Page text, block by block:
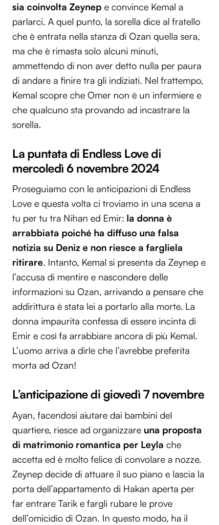
sia coinvolta Zeynep e convince Kemal a
parlarci. A quel punto, la sorella dice al fratello
che è entrata nella stanza di Ozan quella sera,
ma che è rimasta solo alcuni minuti,
ammettendo di non aver detto nulla per paura
di andare a finire tra gli indiziati. Nel frattempo,
Kemal scopre che Omer non è un infermiere e
che qualcuno sta provando ad incastrare la
sorella.
La puntata di Endless Love di
mercoledì 6 novembre 2024
Proseguiamo con le anticipazioni di Endless
Love e questa volta ci troviamo in una scena a
tu per tu tra Nihan ed Emir: la donna è
arrabbiata poiché ha diffuso una falsa
notizia su Deniz e non riesce a fargliela
ritirare. Intanto, Kemal si presenta da Zeynep e
l’accusa di mentire e nascondere delle
informazioni su Ozan, arrivando a pensare che
addirittura è stata lei a portarlo alla morte. La
donna impaurita confessa di essere incinta di
Emir e così fa arrabbiare ancora di più Kemal.
L’uomo arriva a dirle che l’avrebbe preferita
morta ad Ozan!
L’anticipazione di giovedì 7 novembre
Ayan, facendosi aiutare dai bambini del
quartiere, riesce ad organizzare una proposta
di matrimonio romantica per Leyla che
accetta ed è molto felice di convolare a nozze.
Zeynep decide di attuare il suo piano e lascia la
porta dell’appartamento di Hakan aperta per
far entrare Tarik e fargli rubare le prove
dell’omicidio di Ozan. In questo modo, ha il